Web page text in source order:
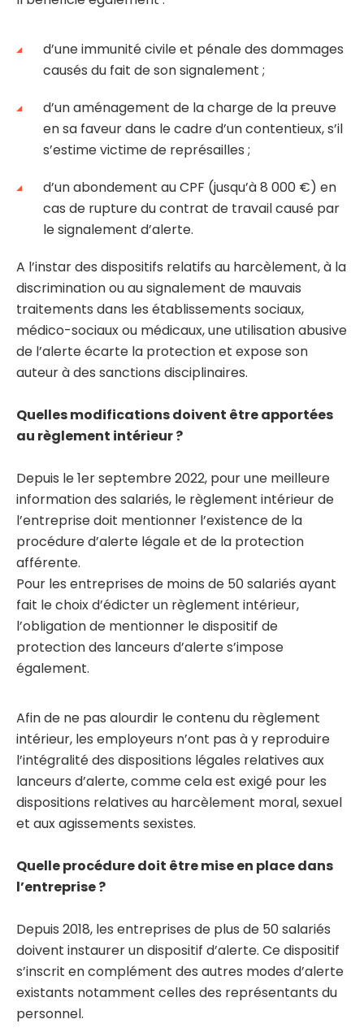
d’une immunité civile et pénale des dommages
causés du fait de son signalement ;
d’un aménagement de la charge de la preuve
en sa faveur dans le cadre d’un contentieux, s’il
s’estime victime de représailles ;
d’un abondement au CPF (jusqu’à 8 000 €) en
cas de rupture du contrat de travail causé par
le signalement d’alerte.
A l’instar des dispositifs relatifs au harcèlement, à la
discrimination ou au signalement de mauvais
traitements dans les établissements sociaux,
médico-sociaux ou médicaux, une utilisation abusive
de l’alerte écarte la protection et expose son
auteur à des sanctions disciplinaires.
Quelles modifications doivent être apportées
au règlement intérieur ?
Depuis le 1er septembre 2022, pour une meilleure
information des salariés, le règlement intérieur de
l’entreprise doit mentionner l’existence de la
procédure d’alerte légale et de la protection
afférente.
Pour les entreprises de moins de 50 salariés ayant
fait le choix d’édicter un règlement intérieur,
l’obligation de mentionner le dispositif de
protection des lanceurs d’alerte s’impose
également.
Afin de ne pas alourdir le contenu du règlement
intérieur, les employeurs n’ont pas à y reproduire
l’intégralité des dispositions légales relatives aux
lanceurs d’alerte, comme cela est exigé pour les
dispositions relatives au harcèlement moral, sexuel
et aux agissements sexistes.
Quelle procédure doit être mise en place dans
l’entreprise ?
Depuis 2018, les entreprises de plus de 50 salariés
doivent instaurer un dispositif d’alerte. Ce dispositif
s’inscrit en complément des autres modes d’alerte
existants notamment celles des représentants du
personnel.